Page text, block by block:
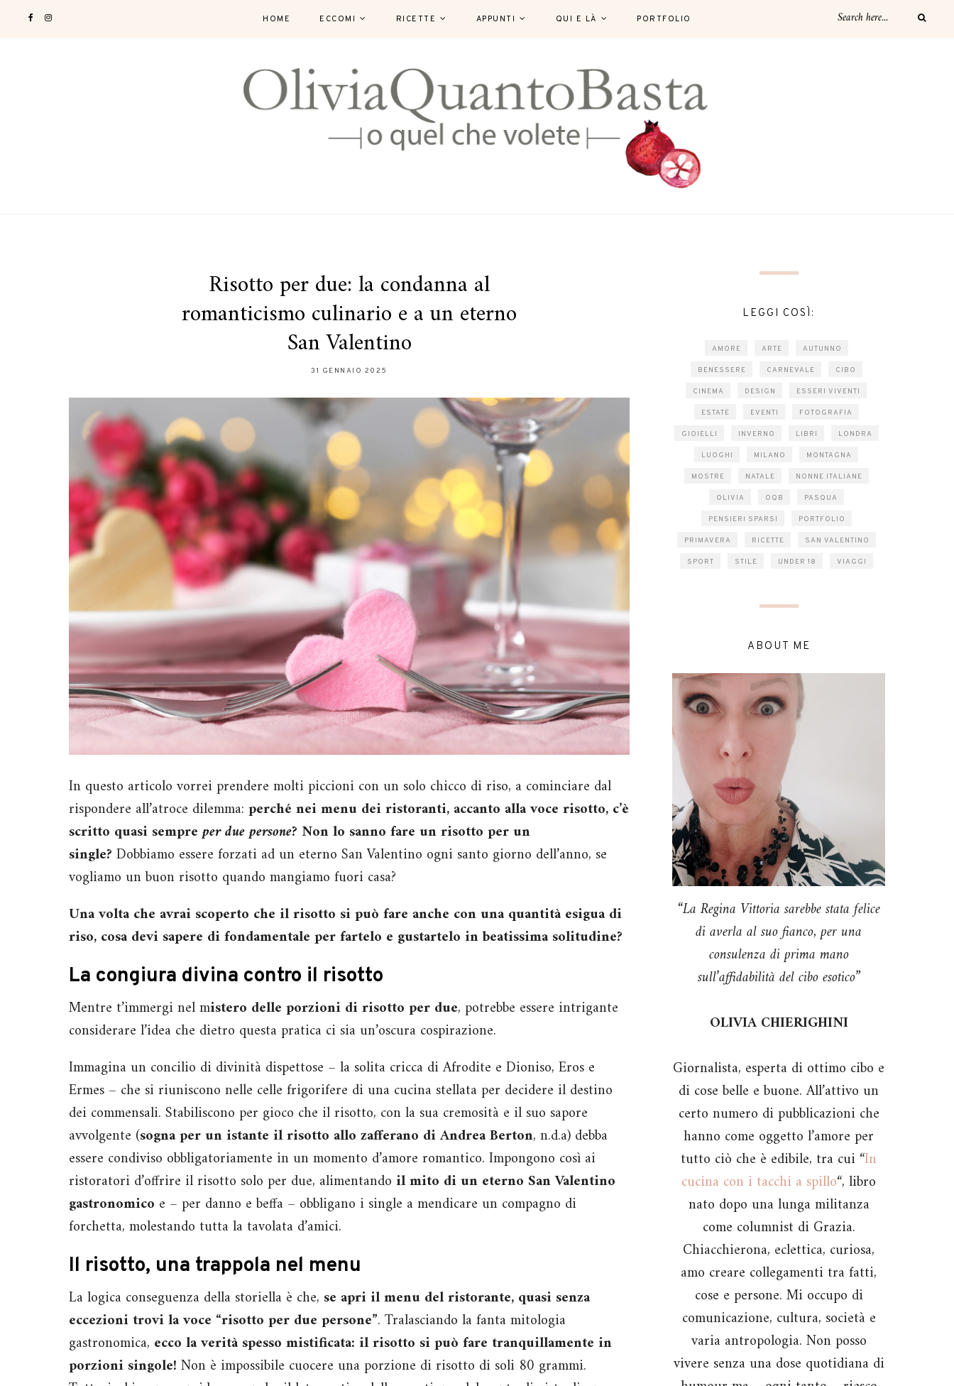
HOME ECCOMI RICETTE APPUNTI QUI E LÀ PORTFOLIO
Risotto per due: la condanna al
romanticismo culinario e a un eterno
San Valentino
31 GENNAIO 2025
In questo articolo vorrei prendere molti piccioni con un solo chicco di riso, a cominciare dal
rispondere all’atroce dilemma: perché nei menu dei ristoranti, accanto alla voce risotto, c’è
scritto quasi sempreper due persone? Non lo sanno fare un risotto per un
single? Dobbiamo essere forzati ad un eterno San Valentino ogni santo giorno dell’anno, se
vogliamo un buon risotto quando mangiamo fuori casa?
Una volta che avrai scoperto che il risotto si può fare anche con una quantità esigua di
riso, cosa devi sapere di fondamentale per fartelo e gustartelo in beatissima solitudine?
La congiura divina contro il risotto
Mentre t’immergi nel mistero delle porzioni di risotto per due, potrebbe essere intrigante
considerare l’idea che dietro questa pratica ci sia un’oscura cospirazione.
Immagina un concilio di divinità dispettose – la solita cricca di Afrodite e Dioniso, Eros e
Ermes – che si riuniscono nelle celle frigorifere di una cucina stellata per decidere il destino
dei commensali. Stabiliscono per gioco che il risotto, con la sua cremosità e il suo sapore
avvolgente (sogna per un istante il risotto allo zafferano di Andrea Berton, n.d.a) debba
essere condiviso obbligatoriamente in un momento d’amore romantico. Impongono così ai
ristoratori d’offrire il risotto solo per due, alimentando il mito di un eterno San Valentino
gastronomico e – per danno e beffa – obbligano i single a mendicare un compagno di
forchetta, molestando tutta la tavolata d’amici.
Il risotto, una trappola nel menu
La logica conseguenza della storiella è che, se apri il menu del ristorante, quasi senza
eccezioni trovi la voce “risotto per due persone”. Tralasciando la fanta mitologia
gastronomica, ecco la verità spesso mistificata: il risotto si può fare tranquillamente in
porzioni singole! Non è impossibile cuocere una porzione di risotto di soli 80 grammi.
LEGGI COSÌ:
AMORE ARTE AUTUNNO
BENESSERE CARNEVALE CIBO
CINEMA DESIGN ESSERI VIVENTI
ESTATE EVENTI FOTOGRAFIA
GIOIELLI INVERNO LIBRI LONDRA
LUOGHI MILANO MONTAGNA
MOSTRE NATALE NONNE ITALIANE
OLIVIA OQB PASQUA
PENSIERI SPARSI PORTFOLIO
PRIMAVERA RICETTE SAN VALENTINO
SPORT STILE UNDER 18 VIAGGI
ABOUT ME
“La Regina Vittoria sarebbe stata felice
di averla al suo fianco, per una
consulenza di prima mano
sull’affidabilità del cibo esotico”
OLIVIA CHIERIGHINI
Giornalista, esperta di ottimo cibo e
di cose belle e buone. All’attivo un
certo numero di pubblicazioni che
hanno come oggetto l’amore per
tutto ciò che è edibile, tra cui “In
cucina con i tacchi a spillo“, libro
nato dopo una lunga militanza
come columnist di Grazia.
Chiacchierona, eclettica, curiosa,
amo creare collegamenti tra fatti,
cose e persone. Mi occupo di
comunicazione, cultura, società e
varia antropologia. Non posso
vivere senza una dose quotidiana di